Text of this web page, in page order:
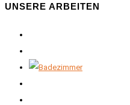
UNSERE ARBEITEN